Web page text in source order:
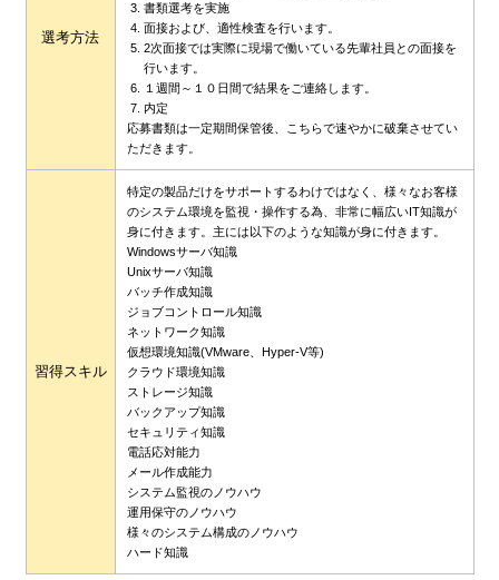
選考方法
書類選考を実施
面接および、適性検査を行います。
2次面接では実際に現場で働いている先輩社員との面接を
行います。
１週間～１０日間で結果をご連絡します。
内定
応募書類は一定期間保管後、こちらで速やかに破棄させてい
ただきます。
習得スキル
特定の製品だけをサポートするわけではなく、様々なお客様
のシステム環境を監視・操作する為、非常に幅広いIT知識が
身に付きます。主には以下のような知識が身に付きます。
Windowsサーバ知識
Unixサーバ知識
バッチ作成知識
ジョブコントロール知識
ネットワーク知識
仮想環境知識(VMware、Hyper-V等)
クラウド環境知識
ストレージ知識
バックアップ知識
セキュリティ知識
電話応対能力
メール作成能力
システム監視のノウハウ
運用保守のノウハウ
様々のシステム構成のノウハウ
ハード知識